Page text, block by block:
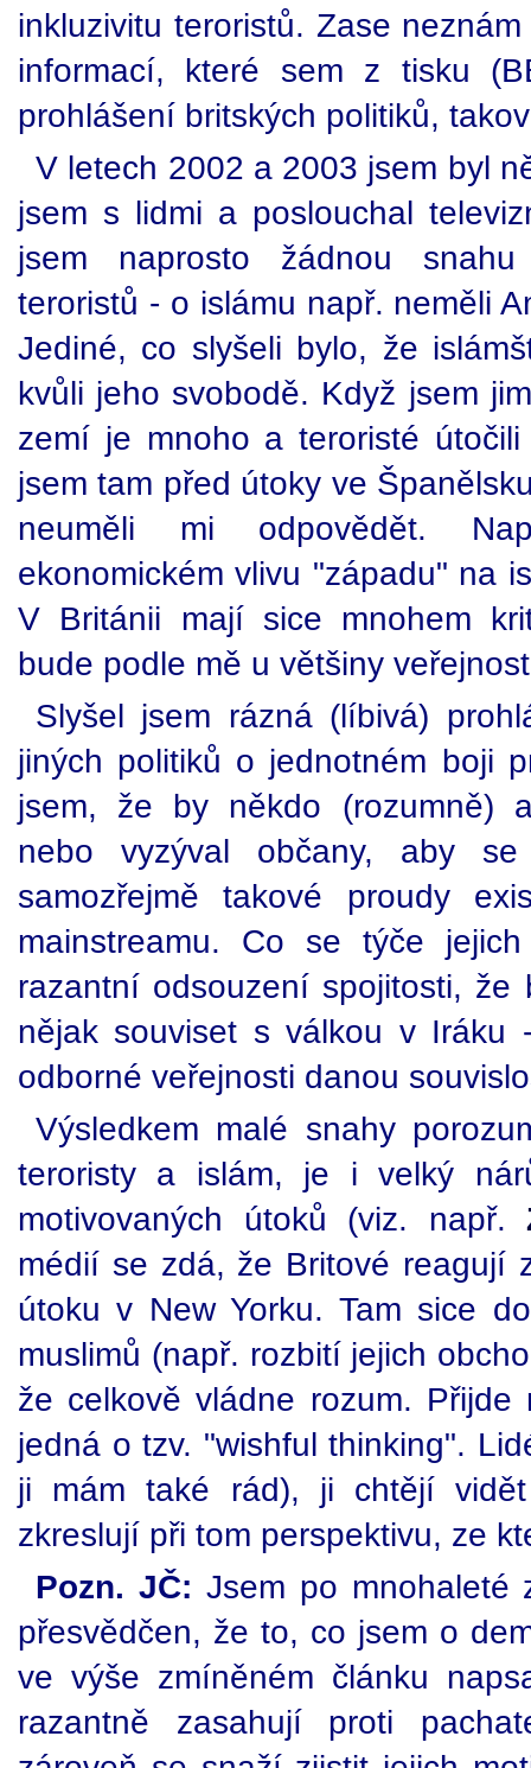
inkluzivitu teroristů. Zase
informací, které sem z tisku
prohlášení britských politiků,
V letech 2002 a 2003 jsem byl
jsem s lidmi a poslouchal
jsem naprosto žádnou
teroristů - o islámu např. neměli
Jediné, co slyšeli bylo, že
kvůli jeho svobodě. Když jsem
zemí je mnoho a teroristé
jsem tam před útoky ve
neuměli mi odpovědět.
ekonomickém vlivu "západu" na
V Británii mají sice mnohem
bude podle mě u většiny
Slyšel jsem rázná (líbivá)
jiných politiků o jednotném boji
jsem, že by někdo (rozumně)
nebo vyzýval občany, aby
samozřejmě takové proudy
mainstreamu. Co se týče
razantní odsouzení spojitosti, že
nějak souviset s válkou v Iráku
odborné veřejnosti danou
Výsledkem malé snahy
teroristy a islám, je i velký
motivovaných útoků (viz. např.
médií se zdá, že Britové reagují
útoku v New Yorku. Tam sice
muslimů (např. rozbití jejich
že celkově vládne rozum.
jedná o tzv. "wishful thinking".
ji mám také rád), ji chtějí
zkreslují při tom perspektivu, ze
Pozn. JČ: Jsem po mnohaleté
přesvědčen, že to, co jsem o
ve výše zmíněném článku
razantně zasahují proti